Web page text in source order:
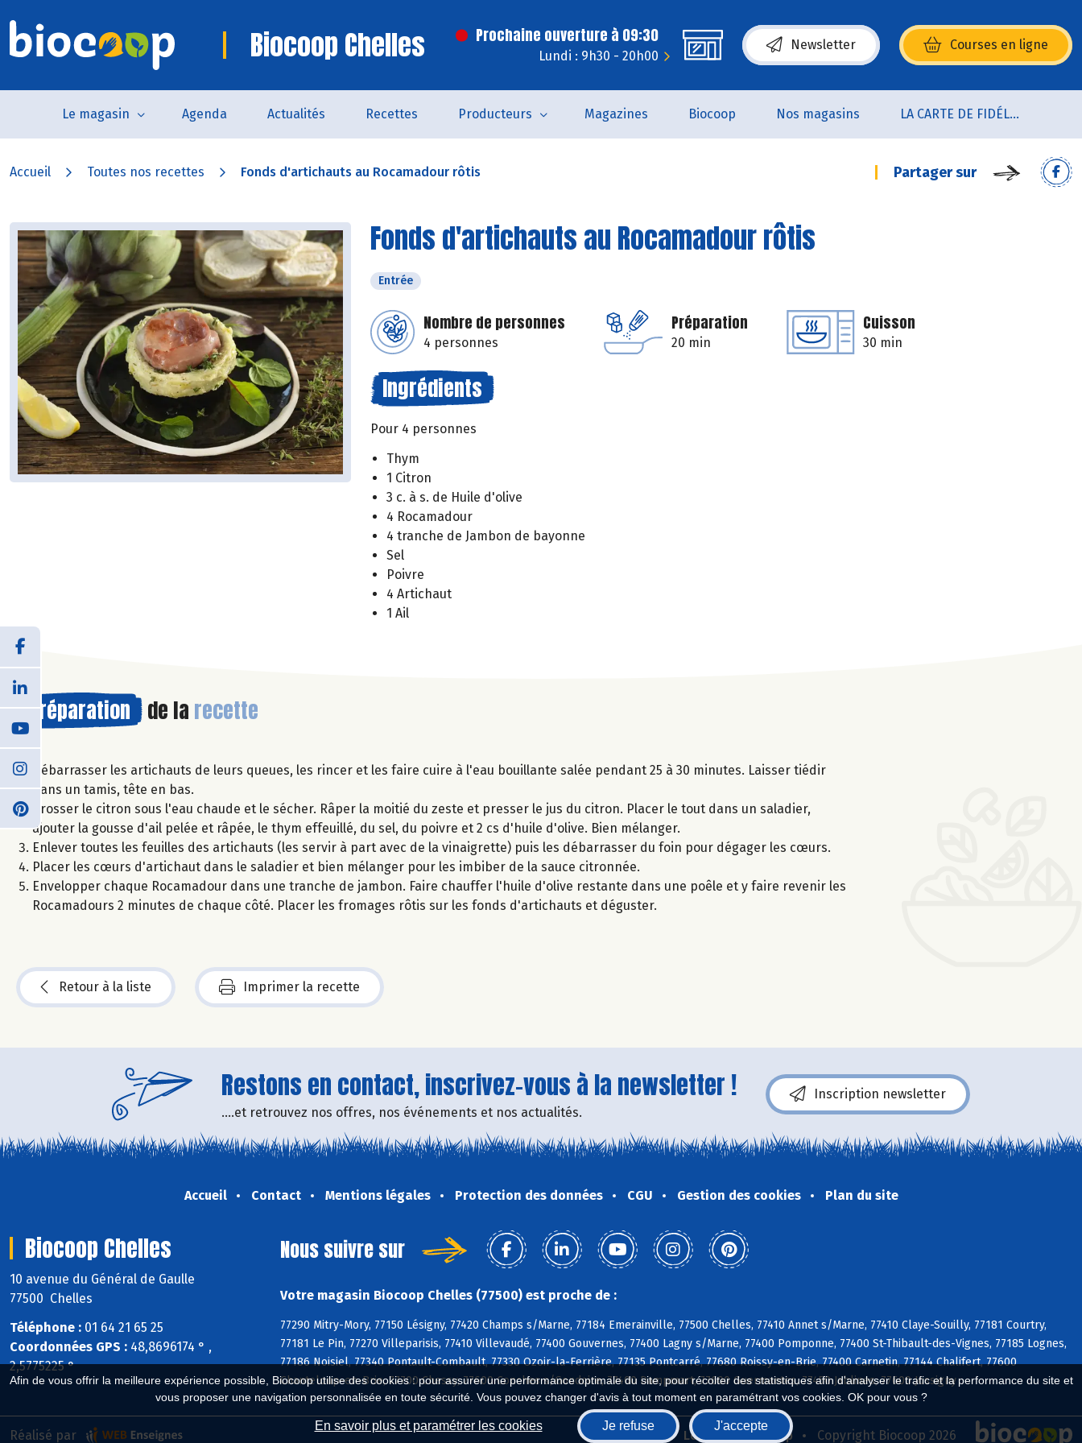
Afin de vous offrir la meilleure expérience possible, Biocoop utilise des cookies : pour assurer une performance optimale du site, pour récolter des statistiques afin d'analyser le trafic et la performance du site et
vous proposer une navigation personnalisée en toute sécurité. Vous pouvez changer d'avis à tout moment en paramétrant vos cookies. OK pour vous ?
En savoir plus et paramétrer les cookies Je refuse J'accepte
Biocoop Chelles Prochaine ouverture à 09:30
Lundi : 9h30 - 20h00
Newsletter Courses en ligne
(s’ouvre dans une nouvelle fenêtre)
Le magasin Agenda Actualités Recettes Producteurs Magazines Biocoop Nos magasins LA CARTE DE FIDÉLITÉ
Accueil Toutes nos recettes Fonds d'artichauts au Rocamadour rôtis Partager sur
Fonds d'artichauts au Rocamadour rôtis
Entrée
Nombre de personnes
4 personnes
Préparation
20 min
Cuisson
30 min
Ingrédients
Pour 4 personnes
Thym
1 Citron
3 c. à s. de Huile d'olive
4 Rocamadour
4 tranche de Jambon de bayonne
Sel
Poivre
4 Artichaut
1 Ail
Préparation de la recette
Débarrasser les artichauts de leurs queues, les rincer et les faire cuire à l'eau bouillante salée pendant 25 à 30 minutes. Laisser tiédir
dans un tamis, tête en bas.
Brosser le citron sous l'eau chaude et le sécher. Râper la moitié du zeste et presser le jus du citron. Placer le tout dans un saladier,
ajouter la gousse d'ail pelée et râpée, le thym effeuillé, du sel, du poivre et 2 cs d'huile d'olive. Bien mélanger.
Enlever toutes les feuilles des artichauts (les servir à part avec de la vinaigrette) puis les débarrasser du foin pour dégager les cœurs.
Placer les cœurs d'artichaut dans le saladier et bien mélanger pour les imbiber de la sauce citronnée.
Envelopper chaque Rocamadour dans une tranche de jambon. Faire chauffer l'huile d'olive restante dans une poêle et y faire revenir les
Rocamadours 2 minutes de chaque côté. Placer les fromages rôtis sur les fonds d'artichauts et déguster.
Retour à la liste Imprimer la recette
Restons en contact, inscrivez-vous à la newsletter !
....et retrouvez nos offres, nos événements et nos actualités.
Inscription newsletter
Accueil Contact Mentions légales Protection des données CGU Gestion des cookies Plan du site
Biocoop Chelles
10 avenue du Général de Gaulle
77500 Chelles
Téléphone : 01 64 21 65 25
Coordonnées GPS : 48,8696174 ° ,
2,5775225 °
Nous suivre sur
Votre magasin Biocoop Chelles (77500) est proche de :
77290 Mitry-Mory, 77150 Lésigny, 77420 Champs s/Marne, 77184 Emerainville, 77500 Chelles, 77410 Annet s/Marne, 77410 Claye-Souilly, 77181 Courtry,
77181 Le Pin, 77270 Villeparisis, 77410 Villevaudé, 77400 Gouvernes, 77400 Lagny s/Marne, 77400 Pomponne, 77400 St-Thibault-des-Vignes, 77185 Lognes,
77186 Noisiel, 77340 Pontault-Combault, 77330 Ozoir-la-Ferrière, 77135 Pontcarré, 77680 Roissy-en-Brie, 77400 Carnetin, 77144 Chalifert, 77600
Chanteloup-en-Brie, 77700 Chessy, 77600 Conches s/Gondoire, 77400 Dampmart, 77600 Guermantes, 77450 Jablines, 77600 Jossigny
Biocoop.fr Le réseau Biocoop Copyright Biocoop 2026
Réalisé par